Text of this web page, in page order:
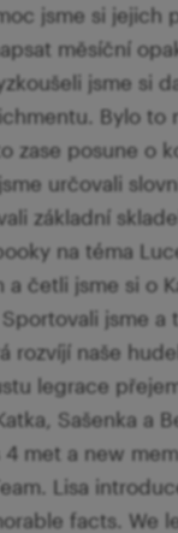
jsme si jejich
měsíční
jsme si
Bylo to
zase posune o
určovali
základní
na téma
četli jsme si o
jsme a
rozvíjí naše
legrace
Sašenka a
4 met a new
Lisa
facts. We